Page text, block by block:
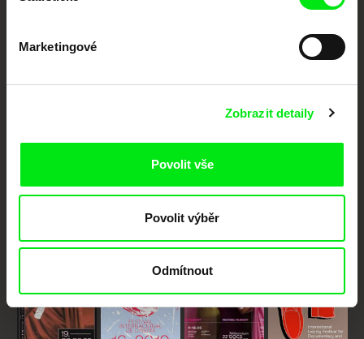
Marketingové
Zobrazit detaily
Povolit vše
Povolit výběr
Odmítnout
dokumentární kino
festivalů dokumentárního filmu sdružených do Doc Alliance. Naším cílem je
posouvat hranice dokumentárního filmu, propagovat jeho rozmanitost a